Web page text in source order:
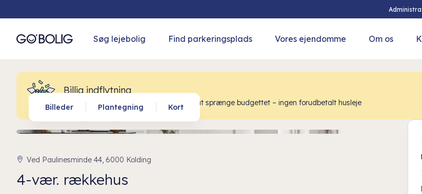
Søg lejebolig Find parkeringsplads Vores ejendomme Om os
Billig indflytning
Kom godt på plads i dit nye hjem uden at sprænge budgettet – ingen forudbetalt husleje
Billeder Plantegning Kort
Ved Paulinesminde 44, 6000 Kolding
4-vær. rækkehus